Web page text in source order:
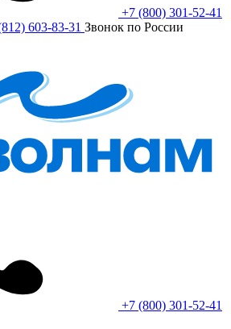
+7 (800) 301-52-41
603-83-31 Звонок по России
+7 (800) 301-52-41